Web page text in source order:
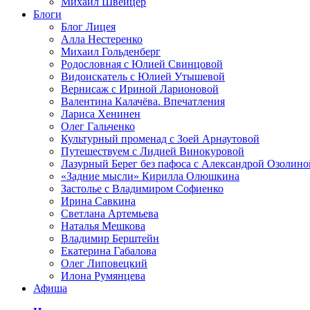
Блоги
Блог Лицея
Алла Нестеренко
Михаил Гольденберг
Родословная с Юлией Свинцовой
Видоискатель с Юлией Утышевой
Вернисаж с Ириной Ларионовой
Валентина Калачёва. Впечатления
Лариса Хенинен
Олег Гальченко
Культурный променад с Зоей Арнаутовой
Путешествуем с Лидией Винокуровой
Лазурный Берег без пафоса с Александрой
«Задние мысли» Кирилла Олюшкина
Застолье с Владимиром Софиенко
Ирина Савкина
Светлана Артемьева
Наталья Мешкова
Владимир Берштейн
Екатерина Габалова
Олег Липовецкий
Илона Румянцева
Афиша